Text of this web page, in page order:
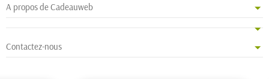
A propos de Cadeauweb
Contactez-nous